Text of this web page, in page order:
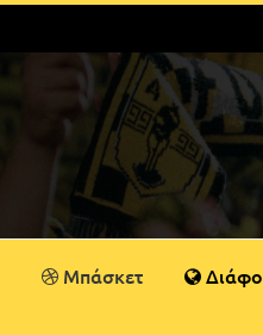
Μπάσκετ